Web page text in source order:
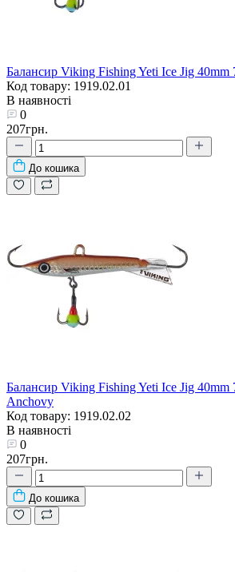
Балансир Viking Fishing Yeti Ice Jig 40mm
Код товару: 1919.02.01
В наявності
0
207грн.
До кошика
Балансир Viking Fishing Yeti Ice Jig 40mm
Anchovy
Код товару: 1919.02.02
В наявності
0
207грн.
До кошика